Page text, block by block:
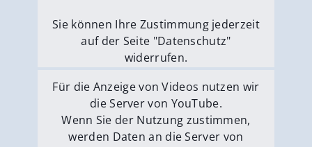
Sie können Ihre Zustimmung jederzeit
auf der Seite "Datenschutz"
widerrufen.
Externe Medien erlauben
Für die Anzeige von Videos nutzen wir
die Server von YouTube.
Wenn Sie der Nutzung zustimmen,
werden Daten an die Server von